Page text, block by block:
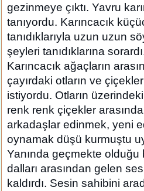
gezinmeye çıktı. Yavru
tanıyordu. Karıncacık
tanıdıklarıyla uzun uzun
şeyleri tanıdıklarına
Karıncacık ağaçların
çayırdaki otların ve
istiyordu. Otların
renk renk çiçekler
arkadaşlar edinmek, yeni
oynamak düşü kurmuştu
Yanında geçmekte olduğu
dalları arasından gelen
kaldırdı. Sesin sahibini